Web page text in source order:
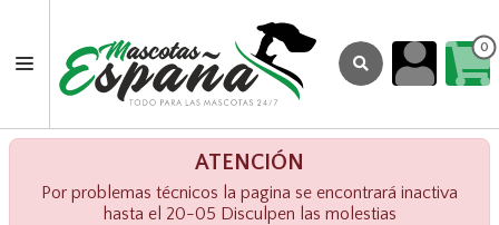
0
ATENCIÓN
Por problemas técnicos la pagina se encontrará inactiva
hasta el 20-05 Disculpen las molestias